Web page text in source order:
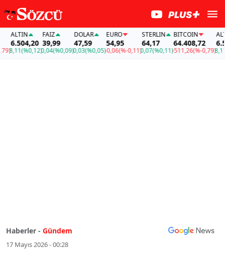
ALTIN
6.504,20
8,11(%0,12)
FAİZ
39,99
0,04(%0,09)
DOLAR
47,59
0,03(%0,05)
EURO
54,95
-0,06(%-0,11)
STERLIN
64,17
0,07(%0,11)
BITCOIN
64.408,72
-511,26(%-0,79)
ALTIN
8,11
Haberler - Gündem
17 Mayıs 2026 - 00:28